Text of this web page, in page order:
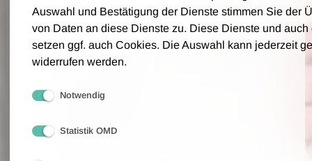
Telefon
Bitte geben Sie eine Telefonnummer an, über die wir Sie für eventuelle
Rückfragen erreichen können.
Bestellwünsche
Anzahl der Tickets
Auswahl und Bestätigung der Dienste stimmen Sie der
von Daten an diese Dienste zu. Diese Dienste und
setzen ggf. auch Cookies. Die Auswahl kann jederzeit
widerrufen werden.
Notwendig
Statistik OMD